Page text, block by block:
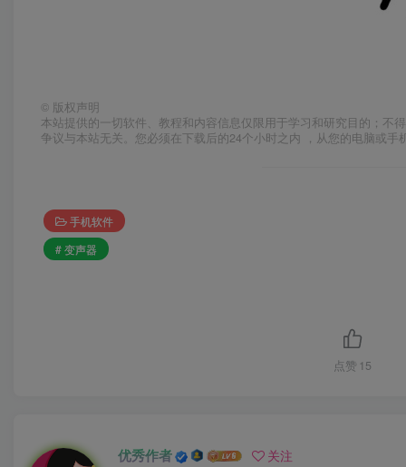
© 版权声明
本站提供的一切软件、教程和内容信息仅限用于学习和研究目的；
争议与本站无关。您必须在下载后的24个小时之内 ，从您的电脑或手
手机软件
# 变声器
点赞 15
优秀作者 关注